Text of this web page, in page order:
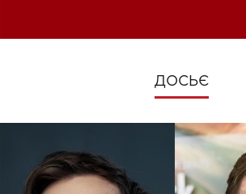
ДОСЬЄ